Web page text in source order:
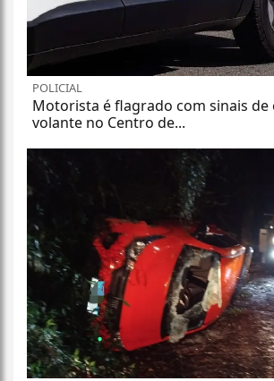
POLICIAL
Motorista é flagrado com sinais de
volante no Centro de...